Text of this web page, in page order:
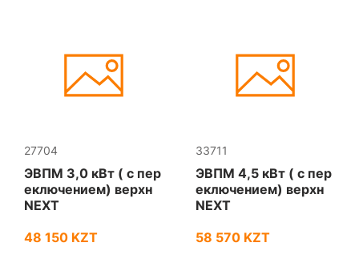
27704
ЭВПМ 3,0 кВт ( с пер
еключением) верхн
NEXT
48 150 KZT
33711
ЭВПМ 4,5 кВт ( с пер
еключением) верхн
NEXT
58 570 KZT